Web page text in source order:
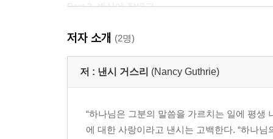
Part 2. 범사에 잘되고
11 불안하거나 염려하지 않기를 기도합니다
12 시련을 기쁨으로 바꾸시기를 기도합니다
13 하나님의 뜻을 신뢰할 수 있기를 기도합니다
16 주님을 기쁘시게 하며 살아가기를 기도합니다
17 삶에 열매가 있기를 기도합니다
저자 소개 (2명)
저 : 낸시 거스리 (Nancy Guthrie)
“하나님은 그분의 말씀을 가르치는 일에 평생
에 대한 사랑이라고 낸시는 고백한다. “하나